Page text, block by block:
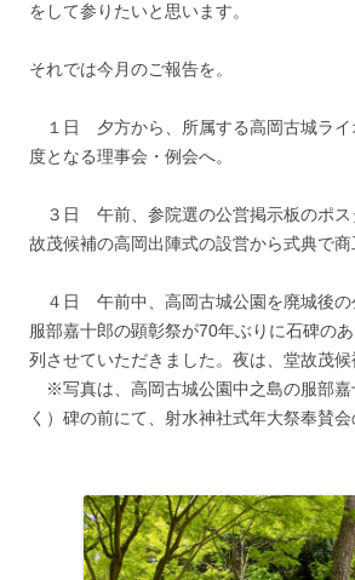
をして参りたいと思います。
それでは今月のご報告を。
１日 夕方から、所属する高岡古城ライ
度となる理事会・例会へ。
３日 午前、参院選の公営掲示板のポス
故茂候補の高岡出陣式の設営から式典で商
４日 午前中、高岡古城公園を廃城後の
服部嘉十郎の顕彰祭が70年ぶりに石碑の
列させていただきました。夜は、堂故茂候
※写真は、高岡古城公園中之島の服部嘉
く）碑の前にて、射水神社式年大祭奉賛会